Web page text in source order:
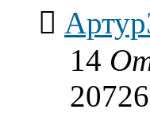
14
20726